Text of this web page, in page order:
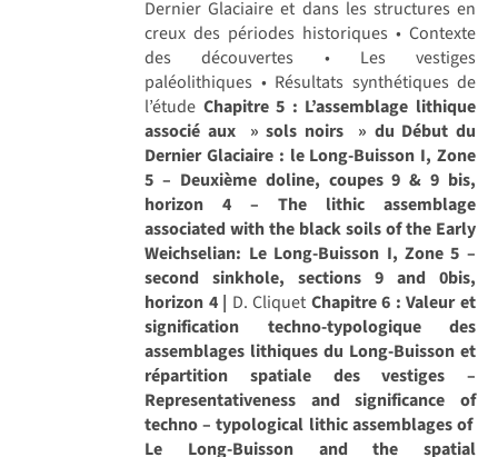
Dernier Glaciaire et dans les structures en
creux des périodes historiques • Contexte
des découvertes • Les vestiges
paléolithiques • Résultats synthétiques de
l’étude Chapitre 5 : L’assemblage lithique
associé aux » sols noirs » du Début du
Dernier Glaciaire : le Long-Buisson I, Zone
5 – Deuxième doline, coupes 9 & 9 bis,
horizon 4 – The lithic assemblage
associated with the black soils of the Early
Weichselian: Le Long-Buisson I, Zone 5 –
second sinkhole, sections 9 and 0bis,
horizon 4 | D. Cliquet Chapitre 6 : Valeur et
signification techno-typologique des
assemblages lithiques du Long-Buisson et
répartition spatiale des vestiges –
Representativeness and significance of
techno – typological lithic assemblages of
Le Long-Buisson and the spatial